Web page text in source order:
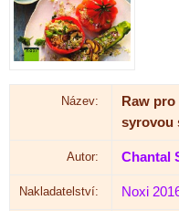
Název:
Raw
syrovou
Autor: Chantal
Nakladatelství: Noxi